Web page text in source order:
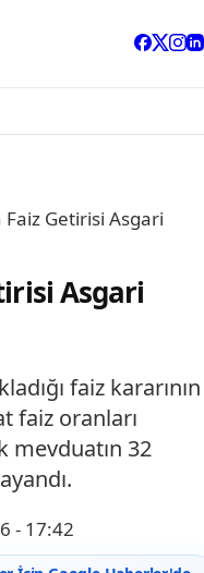
Faiz Getirisi Asgari
Asgari
faiz kararının
faiz oranları
mevduatın 32
- 17:42